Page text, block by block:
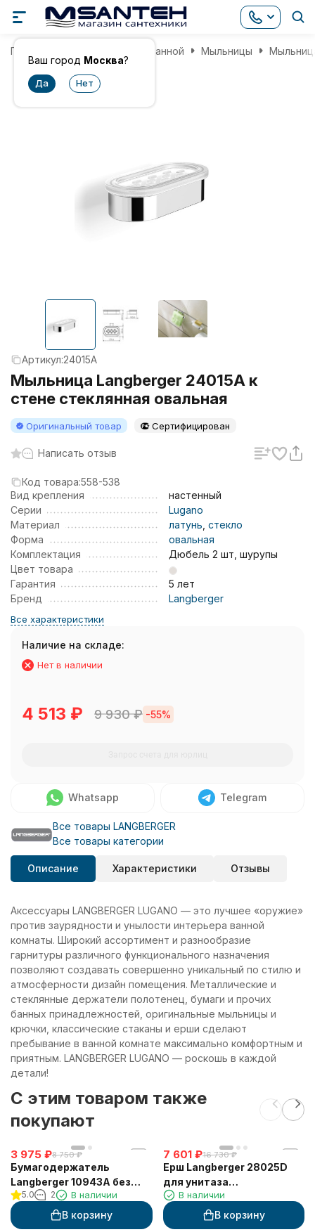
Ваш город Москва?
Главная Аксессуары для ванной Мыльницы
Артикул:24015A
Мыльница Langberger 24015A к
стене стеклянная овальная
Оригинальный товар Сертифицирован
Написать отзыв
Код товара:558-538
Вид крепления
настенный
Серии
Lugano
Материал
латунь стекло
Форма
овальная
Комплектация
Дюбель 2 шт, шурупы
Цвет товара
Гарантия
5 лет
Бренд
Langberger
Все характеристики
Наличие на складе:
Нет в наличии
4 513 ₽ 9 930₽ -55%
Whatsapp Telegram
Все товары LANGBERGER
Все товары категории
Описание Характеристики Отзывы
Аксессуары LANGBERGER LUGANO — это лучшее «оружие»
против заурядности и унылости интерьера ванной
комнаты. Широкий ассортимент и разнообразие
гарнитуры различного функционального назначения
позволяют создавать совершенно уникальный по стилю и
атмосферности дизайн помещения. Металлические и
стеклянные держатели полотенец, бумаги и прочих
банных принадлежностей, оригинальные мыльницы и
крючки, классические стаканы и ерши сделают
пребывание в ванной комнате максимально комфортным и
приятным. LANGBERGER LUGANO — роскошь в каждой
детали!
C этим товаром также
покупают
3 975 ₽8 750 ₽
Бумагодержатель
Langberger 10943A без
крышки квадратный
5.0 2 В наличии
В корзину
7 601 ₽16 730 ₽
Ерш Langberger 28025D
для унитаза
хромированный к стене
В наличии
В корзину